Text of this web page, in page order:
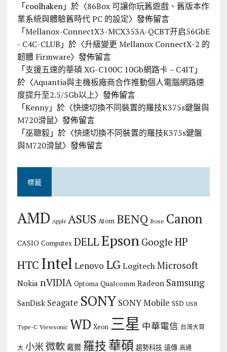
「coolhaken」於〈86Box 可讓你玩舊遊戲、舊版本作
業系統與體驗舊時代 PC 的設定〉發佈留言
「Mellanox-ConnectX3-MCX353A-QCBT开启56GbE
- C4C-CLUB 」於〈升級變更 Mellanox ConnectX-2 的
韌體 Firmware〉發佈留言
「支援五速的華碩 XG-C100C 10Gb網路卡 – C4IT」
於〈Aquantia與主機板廠商合作推動個人電腦網路速
度提升至2.5/5Gb以上〉發佈留言
「Kenny」於〈快速切換不同裝置的羅技K375s鍵盤與
M720滑鼠〉發佈留言
「巫聰毅」於〈快速切換不同裝置的羅技K375s鍵盤
與M720滑鼠〉發佈留言
標籤
AMD Apple ASUS Atom BENQ Bose Canon
CASIO Computex DELLEpson Google HP
HTC Intel Lenovo LG Logitech Microsoft
Nokia nVIDIA Optoma Qualcomm Radeon Samsung
SanDisk Seagate SONY SONY Mobile SSD USB
Type-C Viewsonic WD Xeon 三星 中華電信 台灣大哥
大 小米微軟 戴爾 羅技華碩 趨勢科技 遠傳 高通